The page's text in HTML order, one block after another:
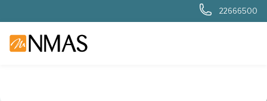
22666500